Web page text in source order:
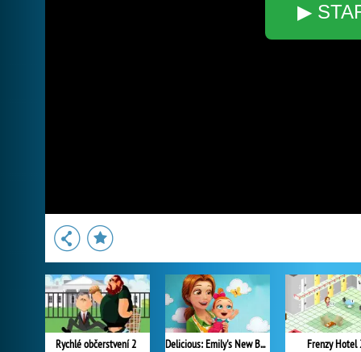
▶
Rychlé občerstvení 2 Delicious: Emily's New Beginning Frenzy Hotel